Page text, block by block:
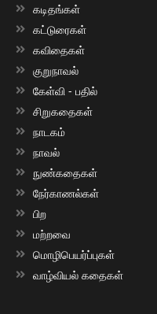
கடிதங்கள்
கட்டுரைகள்
கவிதைகள்
குறுநாவல்
கேள்வி - பதில்
சிறுகதைகள்
நாடகம்
நாவல்
நுண்கதைகள்
நேர்காணல்கள்
பிற
மற்றவை
மொழிபெயர்ப்புகள்
வாழ்வியல் கதைகள்